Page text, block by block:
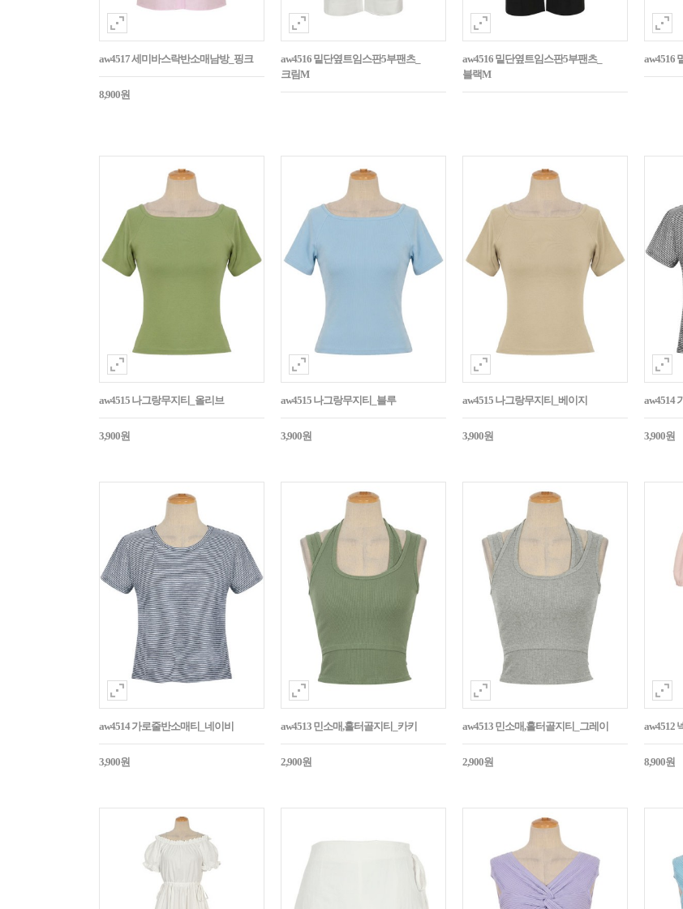
aw4517 세미바스락반소매남방_핑크
8,900원
aw4516 밑단옆트임스판5부팬츠_
크림M
aw4516 밑단옆트임스판5부팬츠_
블랙M
aw4516
aw4515 나그랑무지티_올리브
3,900원
aw4515 나그랑무지티_블루
3,900원
aw4515 나그랑무지티_베이지
3,900원
aw4514
3,900원
aw4514 가로줄반소매티_네이비
3,900원
aw4513 민소매,홀터골지티_카키
2,900원
aw4513 민소매,홀터골지티_그레이
2,900원
aw4512
8,900원